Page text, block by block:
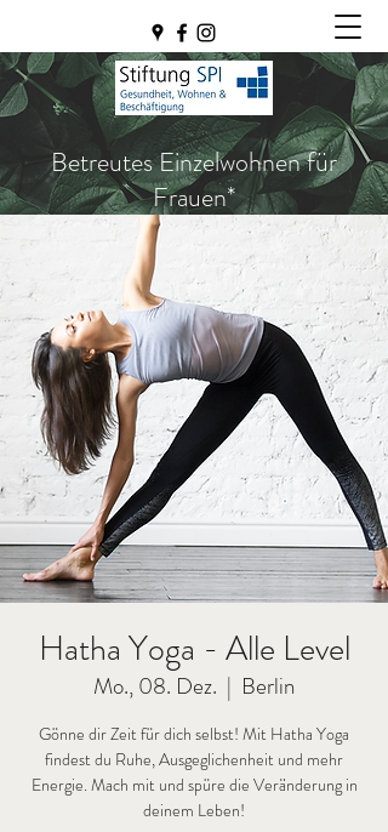
Betreutes Einzelwohnen für
Frauen*
Hatha Yoga - Alle Level
Mo., 08. Dez.
  |
Berlin
Gönne dir Zeit für dich selbst! Mit Hatha Yoga
findest du Ruhe, Ausgeglichenheit und mehr
Energie. Mach mit und spüre die Veränderung in
deinem Leben!